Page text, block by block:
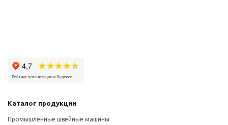
Каталог продукции
Промышленные швейные машины